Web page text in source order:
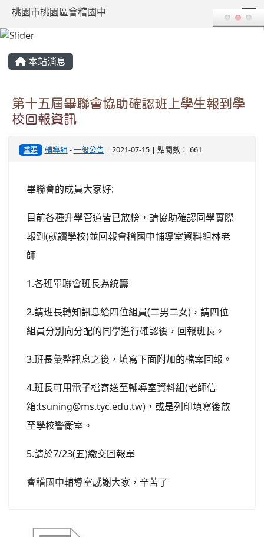
桃園市桃園區會稽國中
本站消息
第十五屆畢聯會協助確認班上學生報到學
校回報資訊
重要 輔導組 -一般公告 | 2021-07-15 | 點閱數： 661
畢聯會的成員大家好:
目前各種升學管道皆已放榜，請協助確認同學實際
報到(就讀學校)並回報會稽國中輔導室資料組林老
師
1.各班畢聯會班長為統籌
2.請班長轉知訊息給四位組員(二男二女)，請四位
組員分別向分配的同學進行確認後，回報班長。
3.班長彙整訊息之後，填寫下面附加的檔案回報。
4.班長可用電子檔寄送至輔導室資料組(老師信
箱:tsuning@ms.tyc.edu.tw)，或是列印填寫後放
至學校警衛室。
5.請於7/23(五)繳交回報單
會稽國中輔導室感謝大家，辛苦了